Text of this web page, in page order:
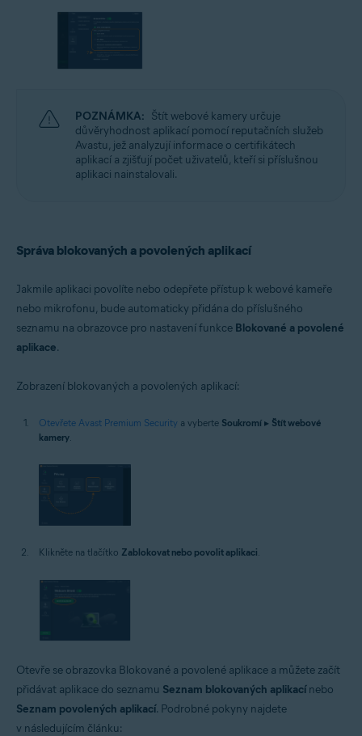
POZNÁMKA: Štít webové kamery určuje
důvěryhodnost aplikací pomocí reputačních služeb
Avastu, jež analyzují informace o certifikátech
aplikací a zjišťují počet uživatelů, kteří si příslušnou
aplikaci nainstalovali.
Správa blokovaných a povolených aplikací
Jakmile aplikaci povolíte nebo odepřete přístup k webové kameře
nebo mikrofonu, bude automaticky přidána do příslušného
seznamu na obrazovce pro nastavení funkce Blokované a povolené
aplikace.
Zobrazení blokovaných a povolených aplikací:
Otevřete Avast Premium Security a vyberte Soukromí ▸ Štít webové
kamery
Klikněte na tlačítko Zablokovat nebo povolit aplikaci
Otevře se obrazovka Blokované a povolené aplikace a můžete začít
přidávat aplikace do seznamu Seznam blokovaných aplikacínebo
Seznam povolených aplikací. Podrobné pokyny najdete
v následujícím článku: